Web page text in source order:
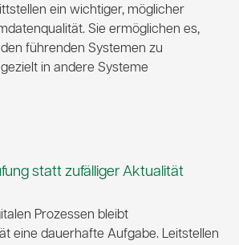
ein wichtiger, möglicher
Sie ermöglichen es,
führenden Systemen zu
in andere Systeme
statt zufälliger Aktualität
Prozessen bleibt
eine dauerhafte Aufgabe. Leitstellen